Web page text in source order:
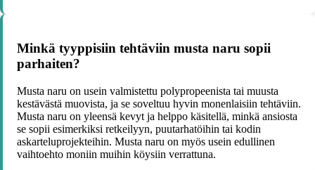
Minkä tyyppisiin tehtäviin musta naru sopii
parhaiten?
Musta naru on usein valmistettu polypropeenista tai muusta
kestävästä muovista, ja se soveltuu hyvin monenlaisiin tehtäviin.
Musta naru on yleensä kevyt ja helppo käsitellä, minkä ansiosta
se sopii esimerkiksi retkeilyyn, puutarhatöihin tai kodin
askarteluprojekteihin. Musta naru on myös usein edullinen
vaihtoehto moniin muihin köysiin verrattuna.